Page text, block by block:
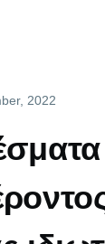
2022